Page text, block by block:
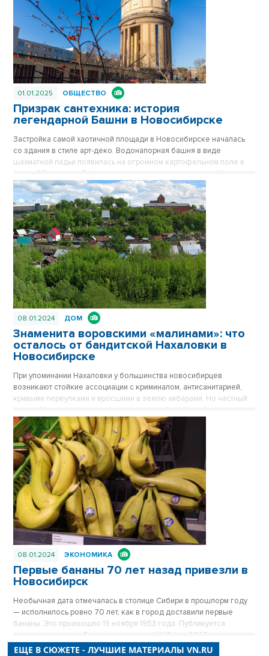
01.01.2025 ОБЩЕСТВО
Призрак сантехника: история
легендарной Башни в Новосибирске
Застройка самой хаотичной площади в Новосибирске началась
со здания в стиле арт-деко. Водонапорная башня в виде
шахматной ладьи появилась на огромном картофельном поле в
конце 30-х годов. Сейчас стильное здание на площади Маркса
спрятано за хрущевками, его хорошо видно только с высоких
точек обзора. Впрочем, с окружением Башне никогда не везло.
Сначала вокруг была картошка, которую сажали жители
окрестных деревень, затем возникли пятиэтажки, а после
зашумела пестрая барахолка на площади Маркса. Публикуется
повторно в цикле «Лучшие материалы VN.RU за 2023 год».
08.01.2024 ДОМ
Знаменита воровскими «малинами»: что
осталось от бандитской Нахаловки в
Новосибирске
При упоминании Нахаловки у большинства новосибирцев
возникают стойкие ассоциации с криминалом, антисанитарией,
кривыми переулками и вросшими в землю хибарами. Но частный
сектор Нахаловки, где сильны правила рабочей слободки, уже не
тот, что прежде. Дома здесь примерили одежду из сайдинга, есть
водопровод, проводится газ. Здесь даже родился самый
легендарный герой Новосибирска, но инвесторы все еще
обходят стороной близкую к Оби территорию. Публикуется
повторно в цикле «Лучшие материалы VN.RU за 2023 год».
08.01.2024 ЭКОНОМИКА
Первые бананы 70 лет назад привезли в
Новосибирск
Необычная дата отмечалась в столице Сибири в прошлорм году
— исполнилось ровно 70 лет, как в город доставили первые
бананы. Это произошло 19 ноября 1953 года. Публикуется
повторно в цикле «Лучшие материалы VN.RU за 2023 год».
ЕЩЕ В СЮЖЕТЕ - ЛУЧШИЕ МАТЕРИАЛЫ VN.RU